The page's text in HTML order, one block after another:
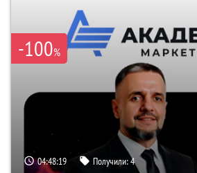
-100%
04:48:18 Получили:4